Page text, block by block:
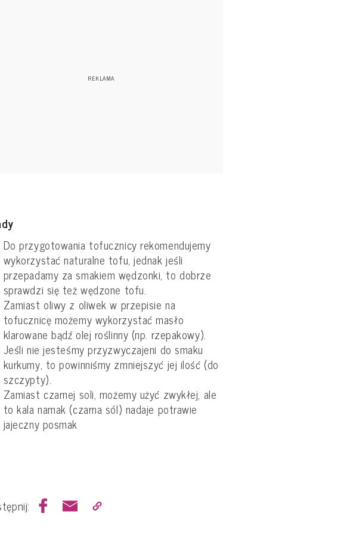
Do przygotowania tofucznicy rekomendujemy
wykorzystać naturalne tofu, jednak jeśli
przepadamy za smakiem wędzonki, to dobrze
sprawdzi się też wędzone tofu.
Zamiast oliwy z oliwek w przepisie na
tofucznicę możemy wykorzystać masło
klarowane bądź olej roślinny (np. rzepakowy).
Jeśli nie jesteśmy przyzwyczajeni do smaku
kurkumy, to powinniśmy zmniejszyć jej ilość (do
szczypty).
Zamiast czarnej soli, możemy użyć zwykłej, ale
to kala namak (czarna sól) nadaje potrawie
jajeczny posmak